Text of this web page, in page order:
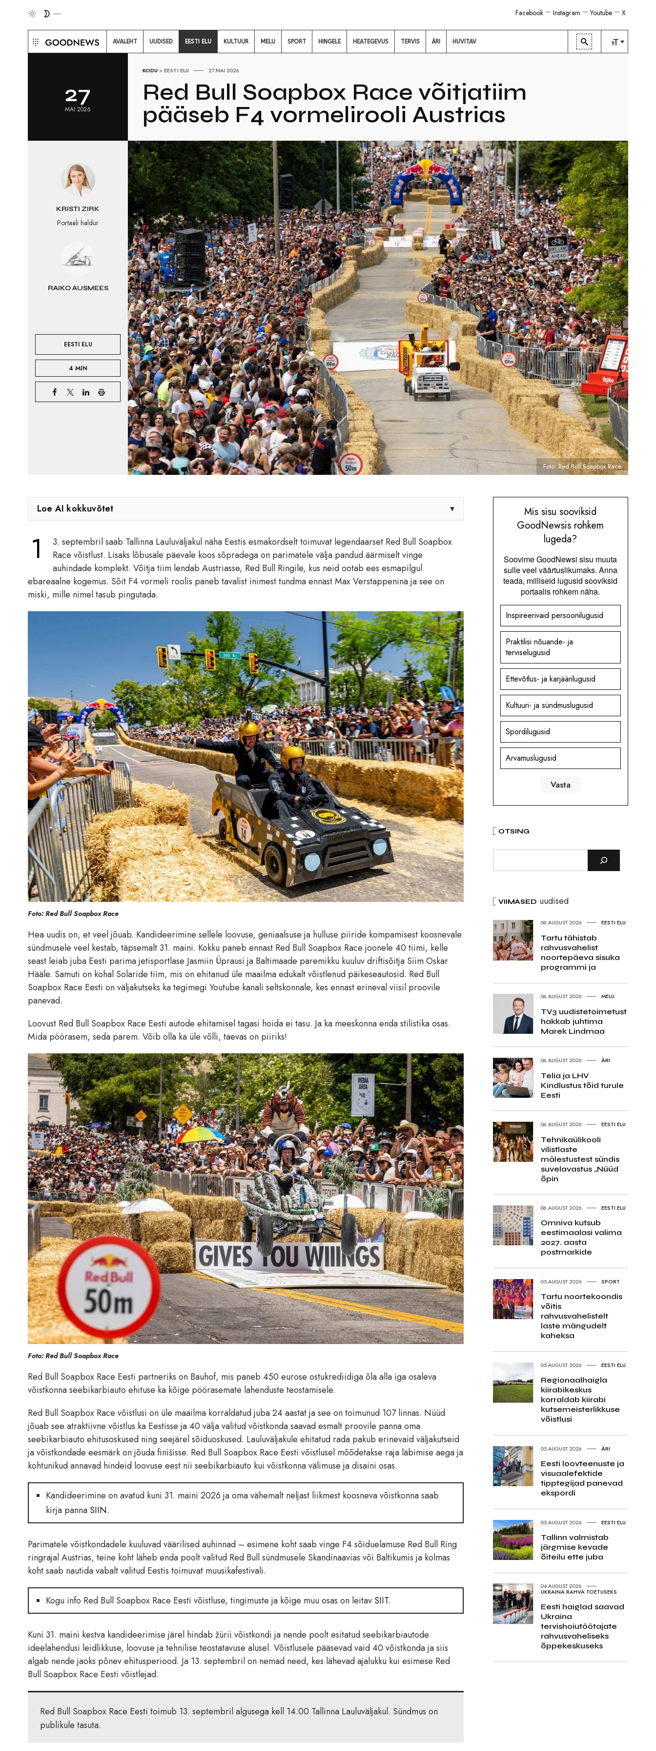
X
Youtube
Instagram
Facebook
AVALEHT UUDISED EESTI ELU KULTUUR MELU SPORT HINGELE HEATEGEVUS TERVIS ÄRI HUVITAV
27
MAI 2026
KODU >EESTI ELU 27.MAI 2026
Red Bull Soapbox Race võitjatiim
pääseb F4 vormelirooli Austrias
KRISTI ZIRK
Portaali haldur
RAIKO AUSMEES
EESTI ELU
4 MIN
Foto: Red Bull Soapbox Race
Loe AI kokkuvõtet ▾
1
3. septembril saab Tallinna Lauluväljakul näha Eestis esmakordselt toimuvat legendaarset Red Bull Soapbox
Race võistlust. Lisaks lõbusale päevale koos sõpradega on parimatele välja pandud äärmiselt vinge
auhindade komplekt. Võitja tiim lendab Austriasse, Red Bull Ringile, kus neid ootab ees esmapilgul
ebareaalne kogemus. Sõit F4 vormeli roolis paneb tavalist inimest tundma ennast Max Verstappenina ja see on
miski, mille nimel tasub pingutada.
Foto: Red Bull Soapbox Race
Hea uudis on, et veel jõuab. Kandideerimine sellele loovuse, geniaalsuse ja hulluse piiride kompamisest koosnevale
sündmusele veel kestab, täpsemalt 31. maini. Kokku paneb ennast Red Bull Soapbox Race joonele 40 tiimi, kelle
seast leiab juba Eesti parima jetisportlase Jasmiin Üprausi ja Baltimaade paremikku kuuluv driftisõitja Siim Oskar
Hääle. Samuti on kohal Solaride tiim, mis on ehitanud üle maailma edukalt võistlenud päikeseautosid. Red Bull
Soapbox Race Eesti on väljakutseks ka tegimegi Youtube kanali seltskonnale, kes ennast erineval viisil proovile
panevad.
Loovust Red Bull Soapbox Race Eesti autode ehitamisel tagasi hoida ei tasu. Ja ka meeskonna enda stilistika osas.
Mida pöörasem, seda parem. Võib olla ka üle võlli, taevas on piiriks!
Foto: Red Bull Soapbox Race
Red Bull Soapbox Race Eesti partneriks on Bauhof, mis paneb 450 eurose ostukrediidiga õla alla iga osaleva
võistkonna seebikarbiauto ehituse ka kõige pöörasemate lahenduste teostamisele.
Red Bull Soapbox Race võistlusi on üle maailma korraldatud juba 24 aastat ja see on toimunud 107 linnas. Nüüd
jõuab see atraktiivne võistlus ka Eestisse ja 40 välja valitud võistkonda saavad esmalt proovile panna oma
seebikarbiauto ehitusoskused ning seejärel sõiduoskused. Lauluväljakule ehitatud rada pakub erinevaid väljakutseid
ja võistkondade eesmärk on jõuda finišisse. Red Bull Soapbox Race Eesti võistlusel mõõdetakse raja läbimise aega ja
kohtunikud annavad hindeid loovuse eest nii seebikarbiauto kui võistkonna välimuse ja disaini osas.
Kandideerimine on avatud kuni 31. maini 2026 ja oma vähemalt neljast liikmest koosneva võistkonna saab
kirja panna SIIN.
Parimatele võistkondadele kuuluvad väärilised auhinnad – esimene koht saab vinge F4 sõiduelamuse Red Bull Ring
ringrajal Austrias, teine koht läheb enda poolt valitud Red Bull sündmusele Skandinaavias või Baltikumis ja kolmas
koht saab nautida vabalt valitud Eestis toimuvat muusikafestivali.
Kogu info Red Bull Soapbox Race Eesti võistluse, tingimuste ja kõige muu osas on leitav SIIT.
Kuni 31. maini kestva kandideerimise järel hindab žürii võistkondi ja nende poolt esitatud seebikarbiautode
ideelahendusi leidlikkuse, loovuse ja tehnilise teostatavuse alusel. Võistlusele pääsevad vaid 40 võistkonda ja siis
algab nende jaoks põnev ehitusperiood. Ja 13. septembril on nemad need, kes lähevad ajalukku kui esimese Red
Bull Soapbox Race Eesti võistlejad.
Red Bull Soapbox Race Eesti toimub 13. septembril algusega kell 14.00 Tallinna Lauluväljakul. Sündmus on
publikule tasuta.
Mis sisu sooviksid
GoodNewsis rohkem
lugeda?
Soovime GoodNewsi sisu muuta
sulle veel väärtuslikumaks. Anna
teada, milliseid lugusid sooviksid
portaalis rohkem näha.
Inspireerivaid persoonilugusid
Praktilisi nõuande- ja
terviselugusid
Ettevõtlus- ja karjäärilugusid
Kultuuri- ja sündmuslugusid
Spordilugusid
Arvamuslugusid
OTSING
VIIMASED uudised
06.AUGUST 2026 EESTI ELU
Tartu tähistab
rahvusvahelist
noortepäeva sisuka
programmi ja
06.AUGUST 2026 MELU
TV3 uudistetoimetust
hakkab juhtima
Marek Lindmaa
06.AUGUST 2026 ÄRI
Telia ja LHV
Kindlustus tõid turule
Eesti
06.AUGUST 2026 EESTI ELU
Tehnikaülikooli
vilistlaste
mälestustest sündis
suvelavastus „Nüüd
õpin
06.AUGUST 2026 EESTI ELU
Omniva kutsub
eestimaalasi valima
2027. aasta
postmarkide
05.AUGUST 2026 SPORT
Tartu noortekoondis
võitis
rahvusvahelistelt
laste mängudelt
kaheksa
05.AUGUST 2026 EESTI ELU
Regionaalhaigla
kiirabikeskus
korraldab kiirabi
kutsemeisterlikkuse
võistlusi
05.AUGUST 2026 ÄRI
Eesti loovteenuste ja
visuaalefektide
tipptegijad panevad
ekspordi
05.AUGUST 2026 EESTI ELU
Tallinn valmistab
järgmise kevade
õiteilu ette juba
04.AUGUST 2026
UKRAINA RAHVA TOETUSEKS
Eesti haiglad saavad
Ukraina
tervishoiutöötajate
rahvusvaheliseks
õppekeskuseks